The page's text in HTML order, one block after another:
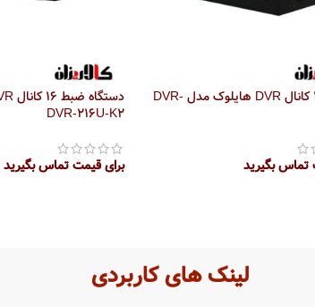
دستگاه 16 کانال DVR هایلوک مدل DVR-
تماس بگیرید
DVR-216U-K2
برای قیمت تماس بگیرید
لینک های کاربردی